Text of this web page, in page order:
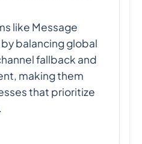
like Message
balancing global
fallback and
making them
that prioritize